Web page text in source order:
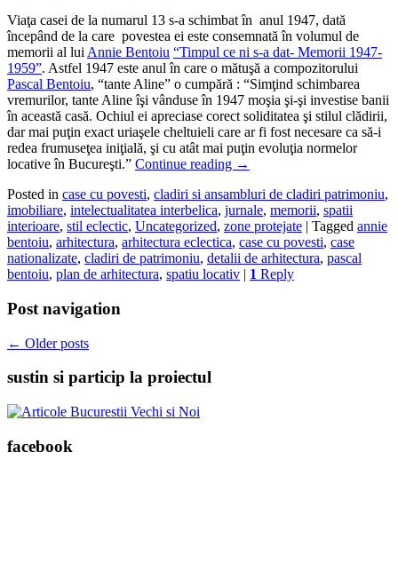
Viaţa casei de la numarul 13 s-a schimbat în anul 1947, dată
începând de la care povestea ei este consemnată în volumul de
memorii al lui Annie Bentoiu “Timpul ce ni s-a dat- Memorii 1947-
1959”. Astfel 1947 este anul în care o mătuşă a compozitorului
Pascal Bentoiu, “tante Aline” o cumpără : “Simţind schimbarea
vremurilor, tante Aline îşi vânduse în 1947 moşia şi-şi investise banii
în această casă. Ochiul ei apreciase corect soliditatea şi stilul clădirii,
dar mai puţin exact uriaşele cheltuieli care ar fi fost necesare ca să-i
redea frumuseţea iniţială, şi cu atât mai puţin evoluţia normelor
locative în Bucureşti.” Continue reading →
Posted in case cu povesti, cladiri si ansambluri de cladiri patrimoniu,
imobiliare, intelectualitatea interbelica, jurnale, memorii, spatii
interioare, stil eclectic, Uncategorized, zone protejate | Tagged annie
bentoiu, arhitectura, arhitectura eclectica, case cu povesti, case
nationalizate, cladiri de patrimoniu, detalii de arhitectura, pascal
bentoiu, plan de arhitectura, spatiu locativ | 1 Reply
Post navigation
← Older posts
sustin si particip la proiectul
facebook